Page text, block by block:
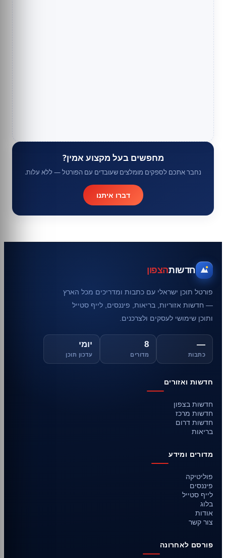
מחפשים בעל מקצוע אמין?
נחבר אתכם לספקים מומלצים שעובדים עם הפורטל — ללא עלות.
דברו איתנו
חדשותהצפון
פורטל תוכן ישראלי עם כתבות ומדריכים מכל הארץ
— חדשות אזוריות, בריאות, פיננסים, לייף סטייל
ותוכן שימושי לעסקים ולצרכנים.
—
כתבות
8
מדורים
יומי
עדכון תוכן
חדשות ואזורים
חדשות בצפון
חדשות מרכז
חדשות דרום
בריאות
מדורים ומידע
פוליטיקה
פיננסים
לייף סטייל
בלוג
אודות
צור קשר
פורסם לאחרונה